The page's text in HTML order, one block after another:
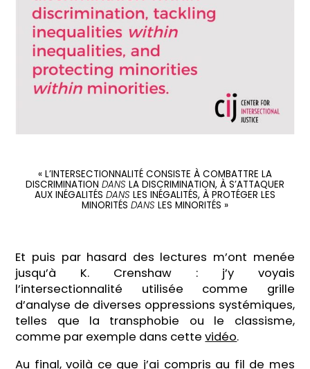
« L’INTERSECTIONNALITÉ CONSISTE À COMBATTRE LA
DISCRIMINATION DANS LA DISCRIMINATION, À S’ATTAQUER
AUX INÉGALITÉS DANS LES INÉGALITÉS, À PROTÉGER LES
MINORITÉS DANS LES MINORITÉS »
Et puis par hasard des lectures m’ont menée
jusqu’à K. Crenshaw : j’y voyais
l’intersectionnalité utilisée comme grille
d’analyse de diverses oppressions systémiques,
telles que la transphobie ou le classisme,
comme par exemple dans cettevidéo.
Au final, voilà ce que j’ai compris au fil de mes